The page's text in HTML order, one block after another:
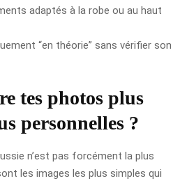
adaptés à la robe ou au haut
“en théorie” sans vérifier son
tes photos plus
personnelles ?
n’est pas forcément la plus
les images les plus simples qui